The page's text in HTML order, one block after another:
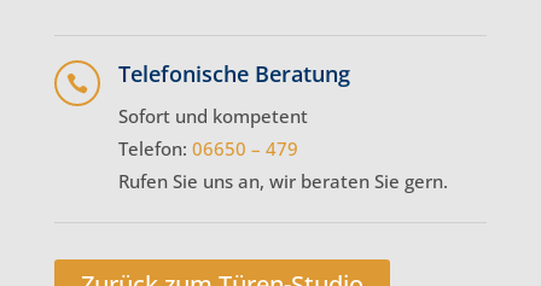
 Telefonische Beratung
Sofort und kompetent
Telefon: 06650 – 479
Rufen Sie uns an, wir beraten Sie gern.